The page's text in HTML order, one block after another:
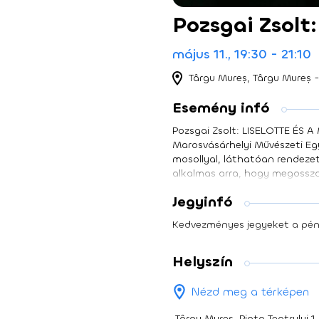
Pozsgai
május 11., 19:30 - 21:10
Târgu Mureș, Târgu
Esemény infó
Pozsgai Zsolt: LISELOTTE
Marosvásárhelyi Művészeti
mosollyal, láthatóan
alkalmas arra, hogy
vízvezetékszerelő… a
lankadatlan lelkesedéssel
valóság között
férfiszerep mindössze két
Jegyinfó
Kedvezményes jegyeket a
Helyszín
Nézd meg a térképen